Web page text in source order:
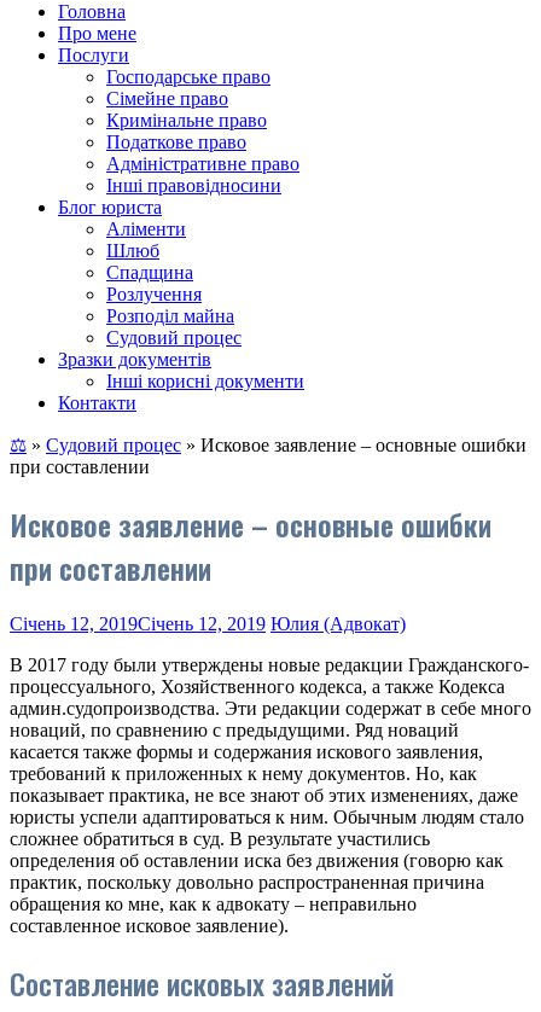
Головна
Про мене
Послуги
Господарське право
Сімейне право
Кримінальне право
Податкове право
Адміністративне право
Інші правовідносини
Блог юриста
Аліменти
Шлюб
Спадщина
Розлучення
Розподіл майна
Судовий процес
Зразки документів
Інші корисні документи
Контакти
⚖ » Судовий процес » Исковое заявление – основные ошибки
при составлении
Исковое заявление – основные ошибки
при составлении
Січень 12, 2019Січень 12, 2019 Юлия (Адвокат)
В 2017 году были утверждены новые редакции Гражданского-
процессуального, Хозяйственного кодекса, а также Кодекса
админ.судопроизводства. Эти редакции содержат в себе много
новаций, по сравнению с предыдущими. Ряд новаций
касается также формы и содержания искового заявления,
требований к приложенных к нему документов. Но, как
показывает практика, не все знают об этих изменениях, даже
юристы успели адаптироваться к ним. Обычным людям стало
сложнее обратиться в суд. В результате участились
определения об оставлении иска без движения (говорю как
практик, поскольку довольно распространенная причина
обращения ко мне, как к адвокату – неправильно
составленное исковое заявление).
Составление исковых заявлений